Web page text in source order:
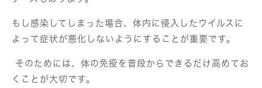
もし感染してしまった場合、体内に侵入したウイルスに
よって症状が悪化しないようにすることが重要です。
そのためには、体の免疫を普段からできるだけ高めてお
くことが大切です。